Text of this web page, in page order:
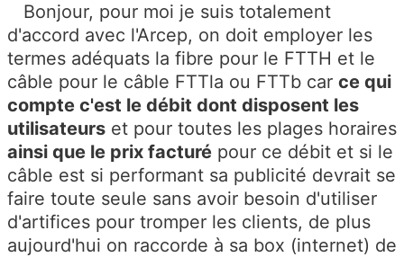
Bonjour, pour moi je suis totalement
d'accord avec l'Arcep, on doit employer les
termes adéquats la fibre pour le FTTH et le
câble pour le câble FTTla ou FTTb car ce qui
compte c'est le débit dont disposent les
utilisateurs et pour toutes les plages horaires
ainsi que le prix facturé pour ce débit et si le
câble est si performant sa publicité devrait se
faire toute seule sans avoir besoin d'utiliser
d'artifices pour tromper les clients, de plus
aujourd'hui on raccorde à sa box (internet) de